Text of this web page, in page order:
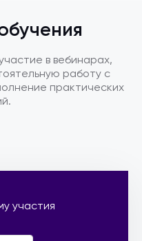
в вебинарах,
работу с
практических
участия